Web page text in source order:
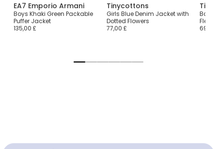
EA7 Emporio Armani
Boys Khaki Green Packable
Puffer Jacket
135,00 £
Tinycottons
Girls Blue Denim Jacket with
Dotted Flowers
77,00 £
Baby
69,00